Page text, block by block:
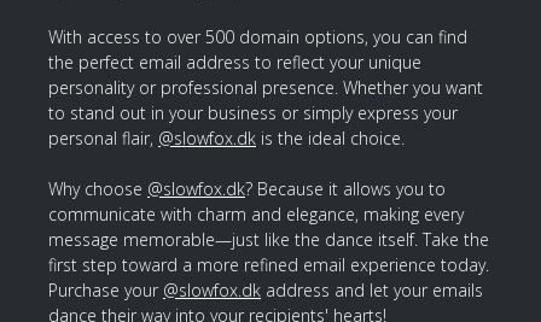
With access to over 500 domain options, you can find
the perfect email address to reflect your unique
personality or professional presence. Whether you want
to stand out in your business or simply express your
personal flair, @slowfox.dk is the ideal choice.
Why choose @slowfox.dk? Because it allows you to
communicate with charm and elegance, making every
message memorable—just like the dance itself. Take the
first step toward a more refined email experience today.
Purchase your @slowfox.dk address and let your emails
dance their way into your recipients' hearts!